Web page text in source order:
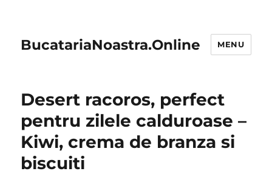
BucatariaNoastra.Online MENU
Desert racoros, perfect
pentru zilele calduroase –
Kiwi, crema de branza si
biscuiti